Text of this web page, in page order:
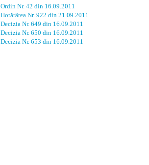
Ordin Nr. 42 din 16.09.2011
Hotărârea Nr. 922 din 21.09.2011
Decizia Nr. 649 din 16.09.2011
Decizia Nr. 650 din 16.09.2011
Decizia Nr. 653 din 16.09.2011